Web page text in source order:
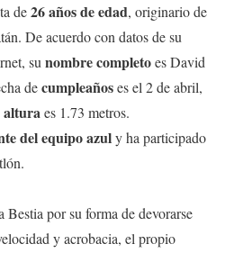
de26 años de edad, originario de
De acuerdo con datos de su
su nombrecompletoes David
decumpleañoses el 2 de abril,
alturaes 1.73 metros.
del equipo azuly ha participado
Bestia por su forma de devorarse
y acrobacia, el propio